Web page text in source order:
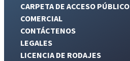
CARPETA DE ACCESO PÚBLICO
COMERCIAL
CONTÁCTENOS
LEGALES
LICENCIA DE RODAJES